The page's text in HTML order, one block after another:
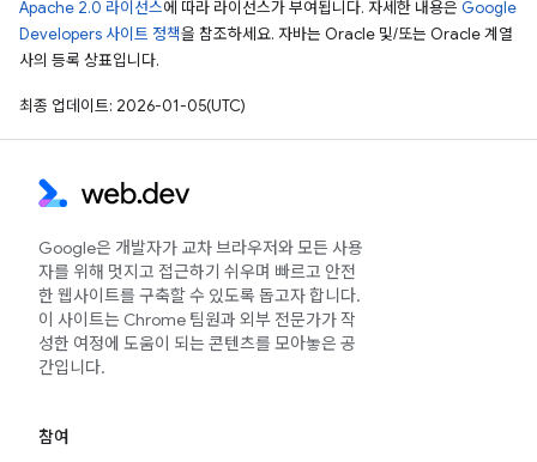
Apache 2.0 라이선스에 따라 라이선스가 부여됩니다. 자세한 내용은 Google
Developers 사이트 정책을 참조하세요. 자바는 Oracle 및/또는 Oracle 계열
사의 등록 상표입니다.
최종 업데이트: 2026-01-05(UTC)
Google은 개발자가 교차 브라우저와 모든 사용
자를 위해 멋지고 접근하기 쉬우며 빠르고 안전
한 웹사이트를 구축할 수 있도록 돕고자 합니다.
이 사이트는 Chrome 팀원과 외부 전문가가 작
성한 여정에 도움이 되는 콘텐츠를 모아놓은 공
간입니다.
참여